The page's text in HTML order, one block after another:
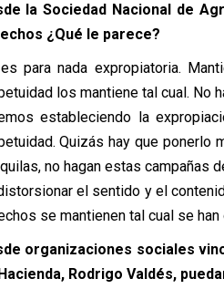
la Sociedad Nacional de
¿Qué le parece?
para nada expropiatoria.
los mantiene tal cual. No
estableciendo la
Quizás hay que ponerlo
no hagan estas campañas
el sentido y el
se mantienen tal cual se han
organizaciones sociales
Rodrigo Valdés,